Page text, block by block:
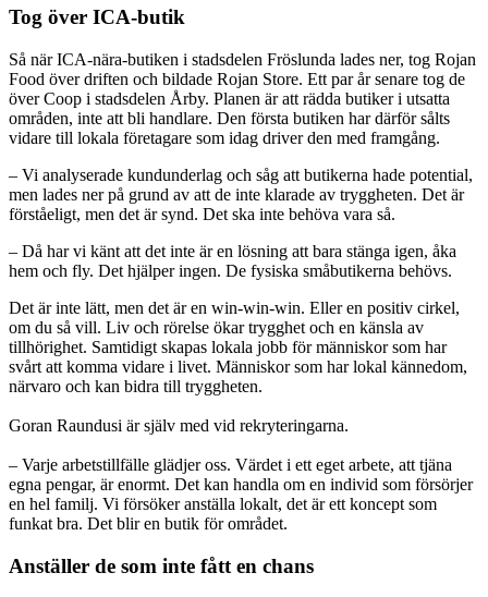
Tog över ICA-butik
Så när ICA-nära-butiken i stadsdelen Fröslunda lades ner, tog Rojan
Food över driften och bildade Rojan Store. Ett par år senare tog de
över Coop i stadsdelen Årby. Planen är att rädda butiker i utsatta
områden, inte att bli handlare. Den första butiken har därför sålts
vidare till lokala företagare som idag driver den med framgång.
– Vi analyserade kundunderlag och såg att butikerna hade potential,
men lades ner på grund av att de inte klarade av tryggheten. Det är
förståeligt, men det är synd. Det ska inte behöva vara så.
– Då har vi känt att det inte är en lösning att bara stänga igen, åka
hem och fly. Det hjälper ingen. De fysiska småbutikerna behövs.
Det är inte lätt, men det är en win-win-win. Eller en positiv cirkel,
om du så vill. Liv och rörelse ökar trygghet och en känsla av
tillhörighet. Samtidigt skapas lokala jobb för människor som har
svårt att komma vidare i livet. Människor som har lokal kännedom,
närvaro och kan bidra till tryggheten.
Goran Raundusi är själv med vid rekryteringarna.
– Varje arbetstillfälle glädjer oss. Värdet i ett eget arbete, att tjäna
egna pengar, är enormt. Det kan handla om en individ som försörjer
en hel familj. Vi försöker anställa lokalt, det är ett koncept som
funkat bra. Det blir en butik för området.
Anställer de som inte fått en chans